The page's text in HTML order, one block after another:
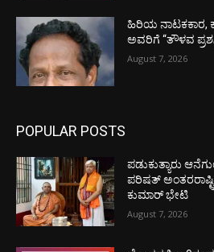
ಹಿರಿಯ ನಾಟಕಕಾರ,
ಅವರಿಗೆ “ತೌಳವ
August 7, 2026
POPULAR POSTS
ಪಡುಕುತ್ಯಾರು
ಪರಿಷತ್
ಕುಮಾರ್ ಭೇಟಿ
August 7, 2026